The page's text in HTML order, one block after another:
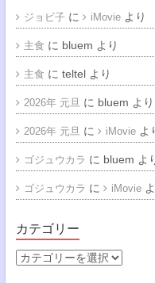
ジョビ子 に iMovieより
主食 に bluem より
主食 に teltelより
2026年 元旦 に bluem より
2026年 元旦 に iMovieよ
ゴジュウカラ に bluem よ
ゴジュウカラ に iMovieよ
カテゴリー
カ